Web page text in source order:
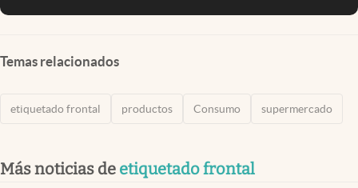
Temas relacionados
etiquetado frontal productos Consumo supermercado
Más noticias de etiquetado frontal